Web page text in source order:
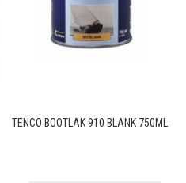
TENCO BOOTLAK 910 BLANK 750ML